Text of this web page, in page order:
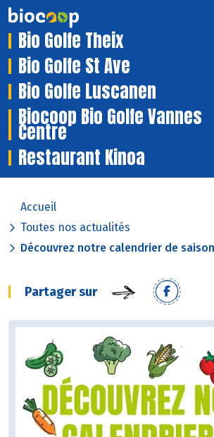
Bio Golfe Theix
Bio Golfe St Ave
Bio Golfe Luscanen
Biocoop Bio Golfe Vannes
Centre
Restaurant Kinoa
Accueil
Toutes nos actualités
Découvrez notre calendrier de
Partager sur